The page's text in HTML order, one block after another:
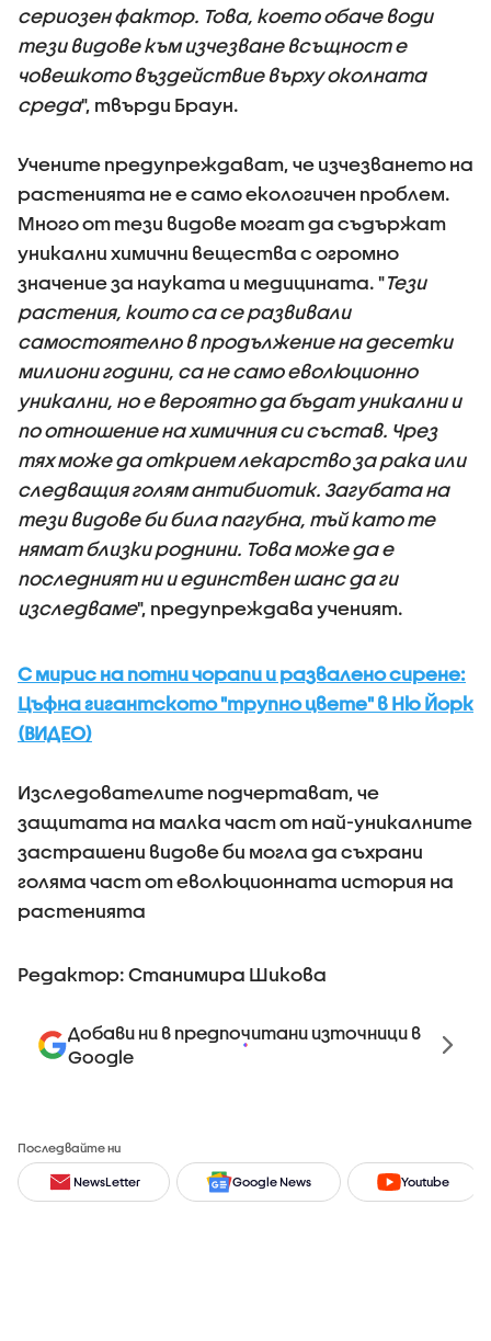
сериозен фактор. Това, което обаче води
тези видове към изчезване всъщност е
човешкото въздействие върху околната
среда", твърди Браун.
Учените предупреждават, че изчезването на
растенията не е само екологичен проблем.
Много от тези видове могат да съдържат
уникални химични вещества с огромно
значение за науката и медицината. "Тези
растения, които са се развивали
самостоятелно в продължение на десетки
милиони години, са не само еволюционно
уникални, но е вероятно да бъдат уникални и
по отношение на химичния си състав. Чрез
тях може да открием лекарство за рака или
следващия голям антибиотик. Загубата на
тези видове би била пагубна, тъй като те
нямат близки роднини. Това може да е
последният ни и единствен шанс да ги
изследваме", предупреждава ученият.
С мирис на потни чорапи и развалено сирене:
Цъфна гигантското "трупно цвете" в Ню Йорк
(ВИДЕО)
Изследователите подчертават, че
защитата на малка част от най-уникалните
застрашени видове би могла да съхрани
голяма част от еволюционната история на
растенията
Редактор: Станимира Шикова
Добави ни в предпочитани източници в
Google
Последвайте ни
NewsLetter Google News Youtube